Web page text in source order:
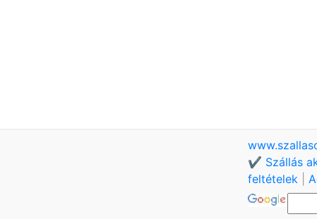
✔️ Szállás
feltételek